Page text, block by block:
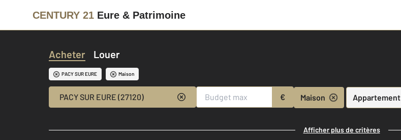
CENTURY 21 Eure & Patrimoine
Acheter Louer
PACY SUR EURE Maison
PACY SUR EURE (27120) € Maison Appartement
Afficher plus de critères